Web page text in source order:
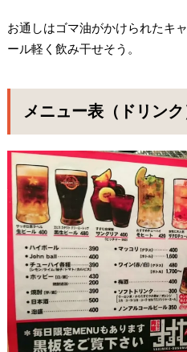
お通しはゴマ油がかけられたキ
ール軽く飲み干せそう。
メニュー表（ドリンク